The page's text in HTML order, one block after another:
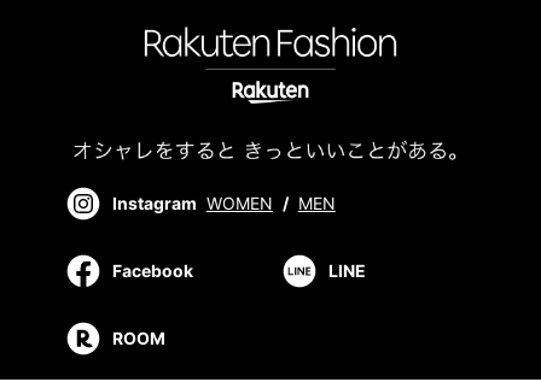
Instagram WOMEN / MEN
Facebook LINE
ROOM